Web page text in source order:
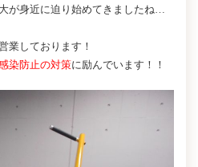
が身近に迫り始めてきましたね…
業しております！
染防止の対策に励んでいます！！